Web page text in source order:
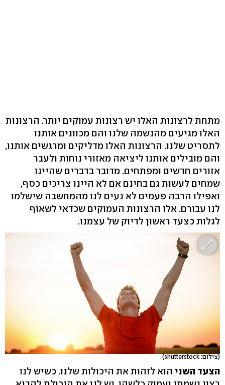
מתחת לרצונות האלו יש רצונות עמוקים יותר. הרצונות
האלו מגיעים מהנשמה שלנו והם מכוונים אותנו
לתסריט שלנו. הרצונות האלו מדליקים ומרגשים אותנו,
והם מובילים אותנו ליציאה מאזורי נוחות ולעבר
אזורים חדשים ומפתחים. מדובר בדברים שהיינו
שמחים לעשות גם בחינם אם לא היינו צריכים כסף,
ואפילו הרבה פעמים לא נעים לנו מהמחשבה שישלמו
לנו עבורם. אלו הרצונות העמוקים שכדאי לשאוף
לגלות כצעד ראשון לדיוק של עצמנו.
(צילום: shutterstock)
הצעד השני הוא לזהות את היכולות שלנו. כשיש לנו